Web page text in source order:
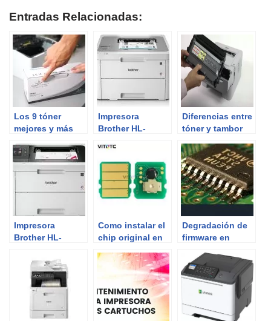
Entradas Relacionadas:
Los 9 tóner
mejores y más
Impresora
Brother HL-
Review del
Experto
Diferencias entre
tóner y tambor
Impresora
Brother HL-
Review del
Experto
Como instalar el
chip original en
compables tn247
sin chip
Degradación de
firmware en
para que vuelvan
a funcionar los
cartuchos de
tinta y tóner